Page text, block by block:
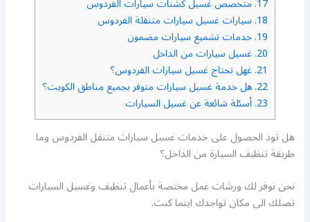
18. سيارات غسيل سيارات متنقلة الفردوس
19. خدمات تشميع سيارات مضمون
20. غسيل سيارات من الداخل
21. غهل تحتاج غسيل سيارات الفردوس؟
22. هل خدمة غسيل سيارات متوفر بجميع مناطق الكويت؟
23. أسئلة شائعة عن غسيل السيارات
هل تود الحصول على خدمات غسيل سيارات متنقل الفردوس وما
طريقة تنظيف السيارة من الداخل؟
نحن نوفر لك ورشات عمل مختصة بأعمال تنظيف وغسيل السيارات
تصلك الى مكان تواجدك اينما كنت.